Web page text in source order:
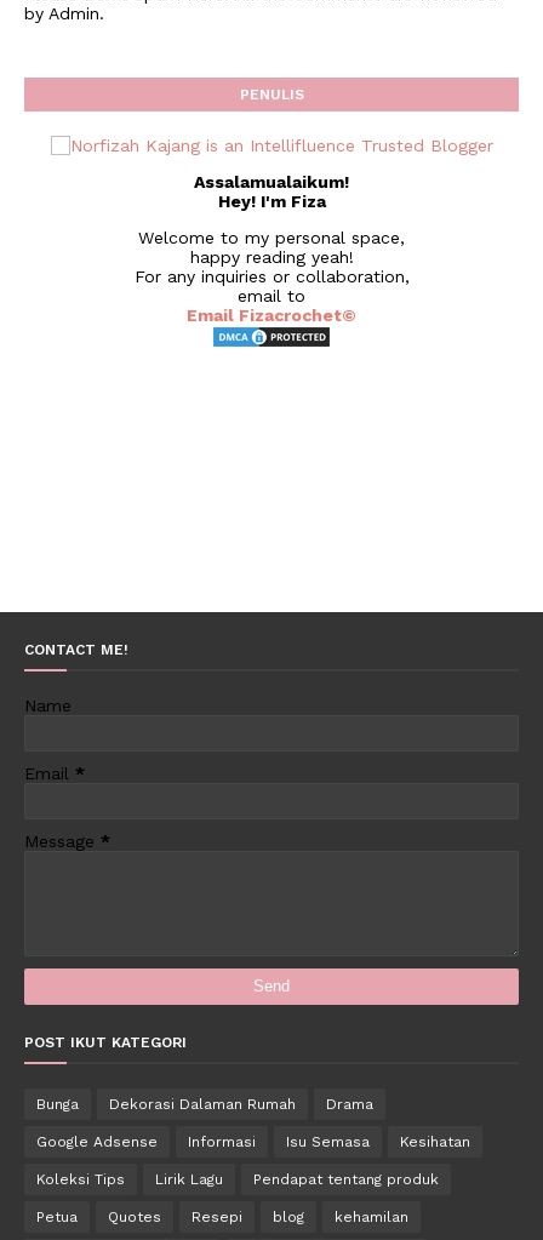
by Admin.
PENULIS
Assalamualaikum!
Hey! I'm Fiza
Welcome to my personal space,
happy reading yeah!
For any inquiries or collaboration,
email to
Email Fizacrochet©
CONTACT ME!
Name
Email *
Message *
POST IKUT KATEGORI
Bunga Dekorasi Dalaman Rumah Drama
Google Adsense Informasi Isu Semasa Kesihatan
Koleksi Tips Lirik Lagu Pendapat tentang produk
Petua Quotes Resepi blog kehamilan